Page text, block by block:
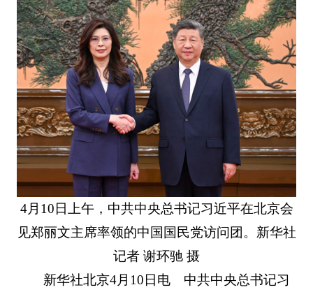
4月10日上午，中共中央总书记习近平在北京会
见郑丽文主席率领的中国国民党访问团。新华社
记者 谢环驰 摄
新华社北京4月10日电 中共中央总书记习